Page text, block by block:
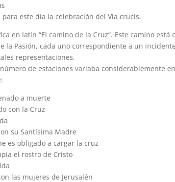
para este día la celebración del Vía crucis.
en latín “El camino de la Cruz”. Este camino
la Pasión, cada uno correspondiente a un
representaciones.
de estaciones variaba considerablemente
a muerte
con la Cruz
su Santísima Madre
es obligado a cargar la cruz
el rostro de Cristo
las mujeres de Jerusalén